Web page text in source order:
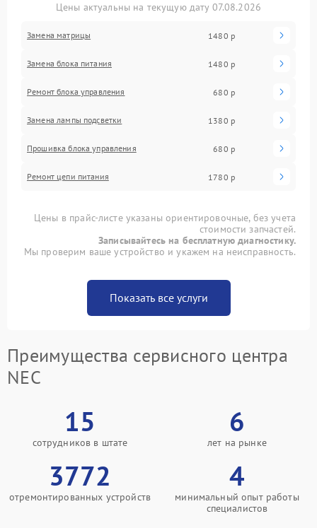
Цены актуальны на текущую дату 07.08.2026
Замена матрицы 1480 р
Замена блока питания 1480 р
Ремонт блока управления 680 р
Замена лампы подсветки 1380 р
Прошивка блока управления 680 р
Ремонт цепи питания 1780 р
Цены в прайс-листе указаны ориентировочные, без учета
стоимости запчастей.
Записывайтесь на бесплатную диагностику.
Мы проверим ваше устройство и укажем на неисправность.
Показать все услуги
Преимущества сервисного центра
NEC
15
сотрудников в штате
6
лет на рынке
3772
отремонтированных устройств
4
минимальный опыт работы
специалистов